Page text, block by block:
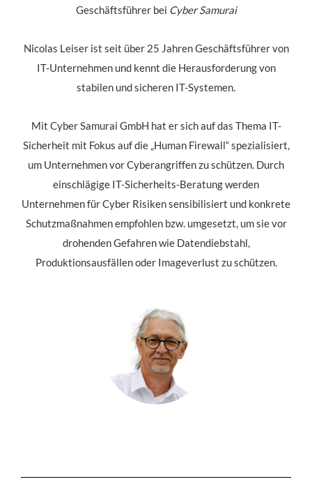
Geschäftsführer bei Cyber Samurai
Nicolas Leiser ist seit über 25 Jahren Geschäftsführer von
IT-Unternehmen und kennt die Herausforderung von
stabilen und sicheren IT-Systemen.
Mit Cyber Samurai GmbH hat er sich auf das Thema IT-
Sicherheit mit Fokus auf die „Human Firewall“ spezialisiert,
um Unternehmen vor Cyberangriffen zu schützen. Durch
einschlägige IT-Sicherheits-Beratung werden
Unternehmen für Cyber Risiken sensibilisiert und konkrete
Schutzmaßnahmen empfohlen bzw. umgesetzt, um sie vor
drohenden Gefahren wie Datendiebstahl,
Produktionsausfällen oder Imageverlust zu schützen.